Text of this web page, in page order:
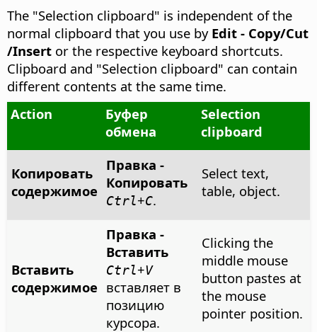
The "Selection clipboard" is independent of the
normal clipboard that you use by Edit - Copy/Cut
/Insert or the respective keyboard shortcuts.
Clipboard and "Selection clipboard" can contain
different contents at the same time.
Action
Буфер
обмена
Selection
clipboard
Копировать
содержимое
Правка -
Копировать
Ctrl+C.
Select text,
table, object.
Вставить
содержимое
Правка -
Вставить
Ctrl+V
вставляет в
позицию
курсора.
Clicking the
middle mouse
button pastes at
the mouse
pointer position.